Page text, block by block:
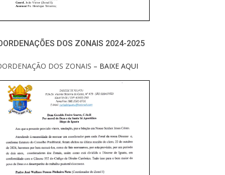
DOS ZONAIS 2024-2025
DOS ZONAIS – BAIXE AQUI